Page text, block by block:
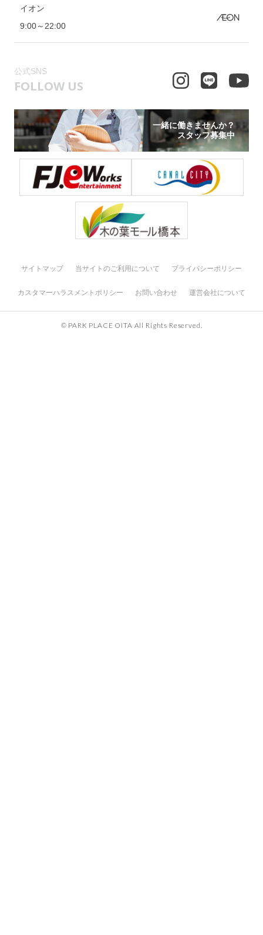
イオン
9:00～22:00
公式SNS
FOLLOW US
一緒に働きませんか？
スタッフ募集中
サイトマップ 当サイトのご利用について プライバシーポリシー
カスタマーハラスメントポリシー お問い合わせ 運営会社について
© PARK PLACE OITA All Rights Reserved.